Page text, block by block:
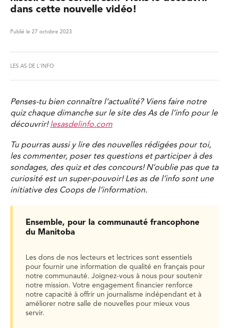
dans cette nouvelle vidéo!
Publié le 27 octobre 2023
LES AS DE L'INFO
Penses-tu bien connaître l’actualité? Viens faire notre
quiz chaque dimanche sur le site des As de l’info pour le
découvrir!lesasdelinfo.com
Tu pourras aussi y lire des nouvelles rédigées pour toi,
les commenter, poser tes questions et participer à des
sondages, des quiz et des concours! N’oublie pas que ta
curiosité est un super-pouvoir! Les as de l’info sont une
initiative des Coops de l’information.
Ensemble, pour la communauté francophone
du Manitoba
Les dons de nos lecteurs et lectrices sont essentiels
pour fournir une information de qualité en français pour
notre communauté. Joignez-vous à nous pour soutenir
notre mission. Votre engagement financier renforce
notre capacité à offrir un journalisme indépendant et à
améliorer notre salle de nouvelles pour mieux vous
servir.